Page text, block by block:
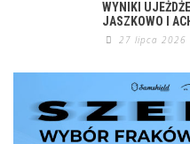
WYNIKI
JASZKOWO I
27 lipca 2026